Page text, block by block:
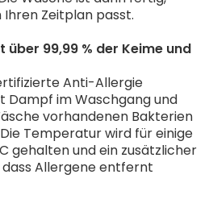
Zeitplan passt.
99,99 % der Keime und
Anti-Allergie
Dampf im Waschgang und
vorhandenen Bakterien
Die Temperatur wird für einige
gehalten und ein zusätzlicher
Allergene entfernt